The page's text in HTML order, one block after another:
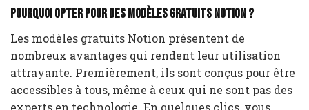
Pourquoi opter pour des modèles gratuits Notion ?
Les modèles gratuits Notion présentent de
nombreux avantages qui rendent leur utilisation
attrayante. Premièrement, ils sont conçus pour être
accessibles à tous, même à ceux qui ne sont pas des
experts en technologie. En quelques clics, vous